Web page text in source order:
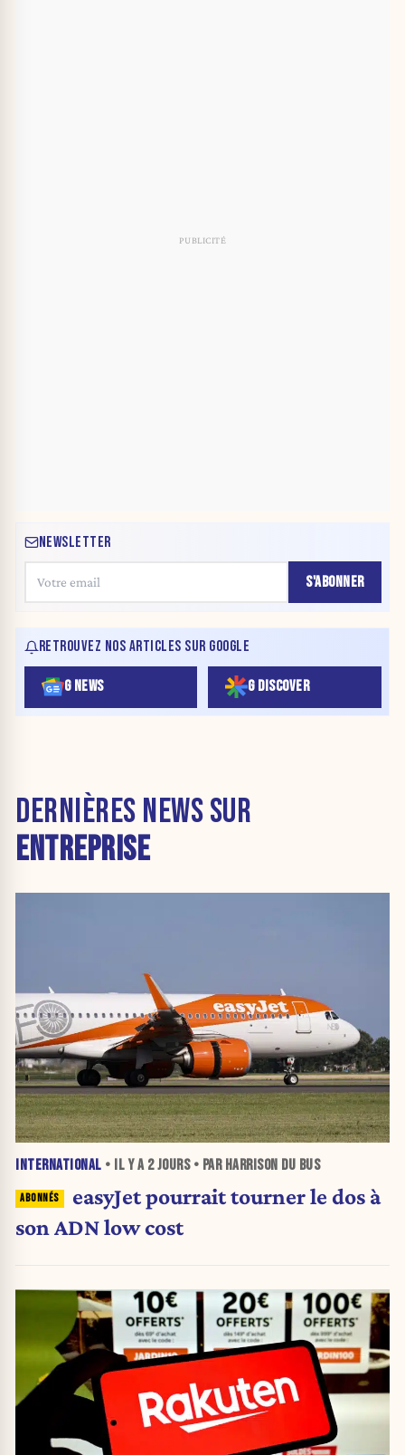
NEWSLETTER
S'ABONNER
RETROUVEZ NOS ARTICLES SUR GOOGLE
G NEWS G DISCOVER
DERNIÈRES NEWS SUR
ENTREPRISE
INTERNATIONAL • IL Y A 2 JOURS• PAR HARRISON DU BUS
easyJet pourrait tourner le dos à
son ADN low cost